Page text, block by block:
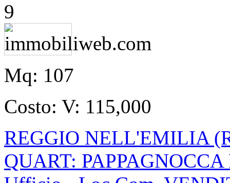
9
Mq: 107
Costo: V: 115,000
REGGIO NELL'EMILIA
QUART: PAPPAGNOCCA